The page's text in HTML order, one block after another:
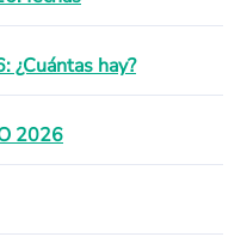
¿Cuántas hay?
2026